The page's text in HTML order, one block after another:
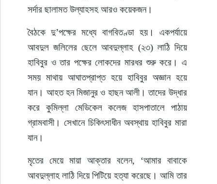
সর্দার ছালামত উল্যাহসহ আরও কয়েকজন।
বৈঠকে দু’পক্ষের মধ্যে বাগবিতণ্ডা হয়। একপর্যায়ে
আবদুল জলিলের ছেলে আবদুল্লাহ (২৩) লাঠি দিয়ে
হাবিবুর ও তার পক্ষের লোকদের মারধর শুরু করে। এ
সময় মাথায় আঘাতপ্রাপ্ত হয়ে হাবিবুর অজ্ঞান হয়ে
যান। আহত হন মিজানুর ও হাছন আলী। তাদের উদ্ধার
করে কুমিল্লা মেডিকেল কলেজ হাসপাতালে পাঠায়
গ্রামবাসী। সেখানে চিকিৎসাধীন অবস্থায় হাবিবুর মারা
যান।
মৃতের মেয়ে মায়া আক্তার বলেন, ‘আমার বাবাকে
আবদুল্লাহ লাঠি দিয়ে পিটিয়ে হত্যা করেছে। আমি তার